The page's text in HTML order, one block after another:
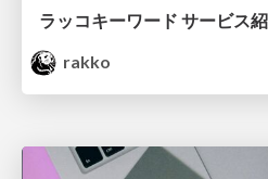
ラッコキーワード サービス
rakko